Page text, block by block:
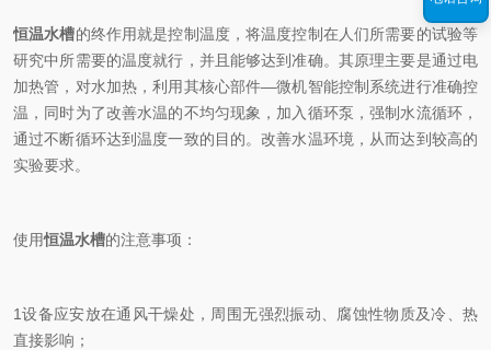
恒温水槽的终作用就是控制温度，将温度控制在人们所需要的试验等
研究中所需要的温度就行，并且能够达到准确。其原理主要是通过电
加热管，对水加热，利用其核心部件—微机智能控制系统进行准确控
温，同时为了改善水温的不均匀现象，加入循环泵，强制水流循环，
通过不断循环达到温度一致的目的。改善水温环境，从而达到较高的
实验要求。
使用恒温水槽的注意事项：
1设备应安放在通风干燥处，周围无强烈振动、腐蚀性物质及冷、热
直接影响；